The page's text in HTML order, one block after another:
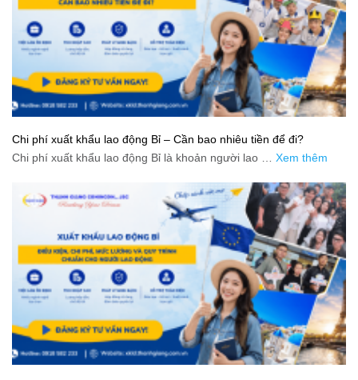
Chi phí xuất khẩu lao động Bỉ – Cần bao nhiêu tiền để đi?
Chi phí xuất khẩu lao động Bỉ là khoản người lao … Xem thêm